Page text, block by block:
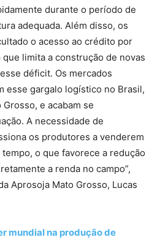
durante o período de
adequada. Além disso, os
o acesso ao crédito por
limita a construção de novas
déficit. Os mercados
esse gargalo logístico no Brasil,
e acabam se
A necessidade de
os produtores a venderem
o que favorece a redução
a renda no campo”,
Aprosoja Mato Grosso, Lucas
mundial na produção de